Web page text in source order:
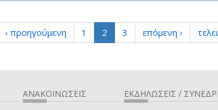
‹ προηγούμενη 1 2 3 επόμενη ›
ΑΝΑΚΟΙΝΩΣΕΙΣ ΕΚΔΗΛΩΣΕΙΣ /